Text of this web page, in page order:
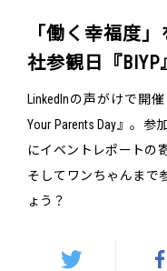
「働く幸福度
社参観日『
LinkedInの声がけで開
Your Parents Day』。
にイベントレポートの
そしてワンちゃんまで
ょう？